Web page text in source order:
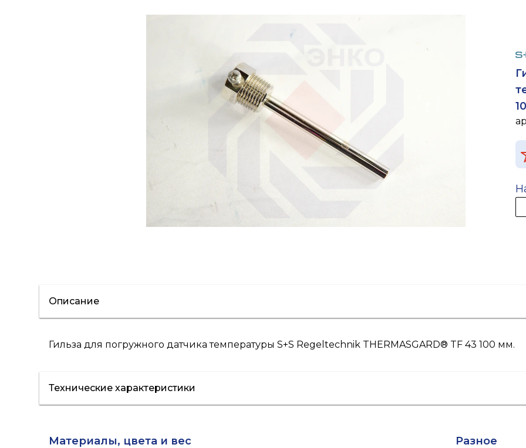
Описание
Гильза для погружного датчика температуры S+S Regeltechnik THERMASGARD® TF 43 100 мм.
Технические характеристики
Материалы, цвета и вес Разное